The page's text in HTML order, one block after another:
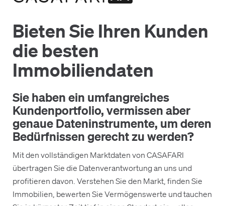
Bieten Sie Ihren Kunden
die besten
Immobiliendaten
Sie haben ein umfangreiches
Kundenportfolio, vermissen aber
genaue Dateninstrumente, um deren
Bedürfnissen gerecht zu werden?
Mit den vollständigen Marktdaten von CASAFARI
übertragen Sie die Datenverantwortung an uns und
profitieren davon. Verstehen Sie den Markt, finden Sie
Immobilien, bewerten Sie Vermögenswerte und tauchen